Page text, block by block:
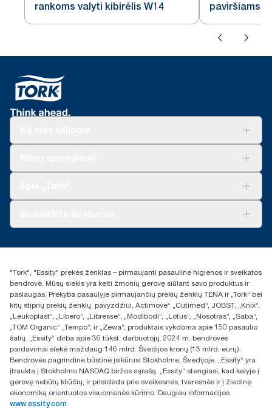
rankoms valyti kibirėlis W14
paviršiams
spalvos, W15
+370 5 268 3455
UAB Essity Lithuania
Naugarduko g. 98
LT-03160 Vilnius, Lietuva
"Tork", "Essity" prekės ženklas – pirmaujanti pasaulinė higienos ir sveikatos
bendrovė. Mūsų siekis yra kelti žmonių gerovę siūlant savo produktus ir
paslaugas. Prekyba pasaulyje pirmaujančių prekių ženklų TENA ir „Tork“ bei
kitų stiprių prekių ženklų, pavyzdžiui, Actimove“ „Cutimed“, JOBST, „Knix“,
„Leukoplast“, „Libero“, „Libresse“, „Modibodi“, „Lotus“, „Nosotras“, „Saba“,
„TOM Organic“ „Tempo“, ir „Zewa“, produktais vykdoma apie 150 pasaulio
šalių. „Essity“ dirba apie 36 tūkst. darbuotojų. 2024 m. bendrovės
pardavimai siekė maždaug 146 mlrd. Švedijos kronų (13 mlrd. eurų).
Bendrovės pagrindinė būstinė įsikūrusi Stokholme, Švedijoje. „Essity“ yra
įtraukta į Stokholmo NASDAQ biržos sąrašą. „Essity“ stengiasi, kad kelyje į
gerovę nebūtų kliūčių, ir prisideda prie sveikesnės, tvaresnės ir į žiedinę
ekonomiką orientuotos visuomenės kūrimo. Daugiau informacijos
www.essity.com